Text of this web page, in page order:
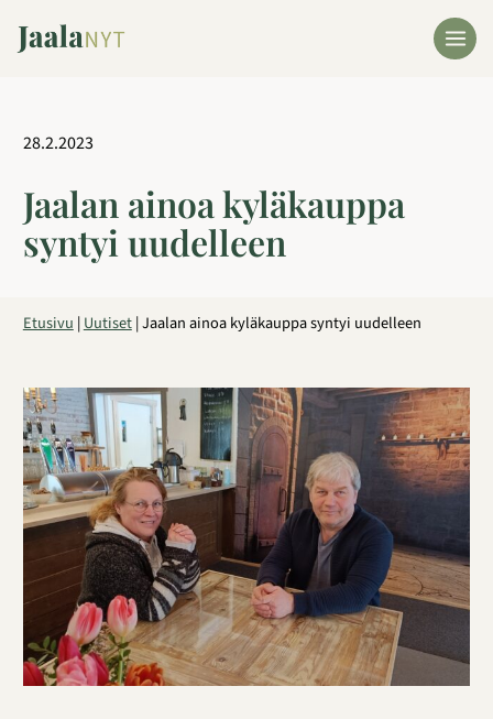
sisältöön
28.2.2023
Jaalan ainoa kyläkauppa
syntyi uudelleen
Etusivu|Uutiset|Jaalan ainoa kyläkauppa syntyi uudelleen